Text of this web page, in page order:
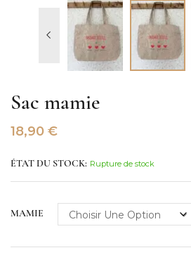
Sac mamie
18,90 €
ÉTAT DU STOCK: Rupture de stock
MAMIE